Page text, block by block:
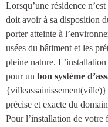
Lorsqu’une résidence
doit avoir à sa disposition
porter atteinte à
usées du bâtiment et les
pleine nature.
pour un bon système
{villeassainissement(ville)}
précise et exacte du
Pour l’installation de votre